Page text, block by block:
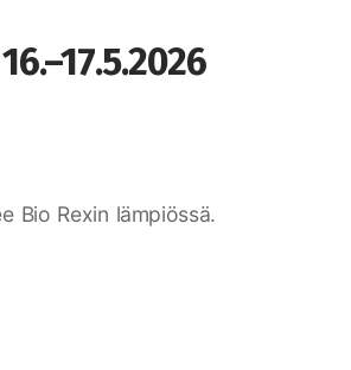
Bio Rexin lämpiössä.